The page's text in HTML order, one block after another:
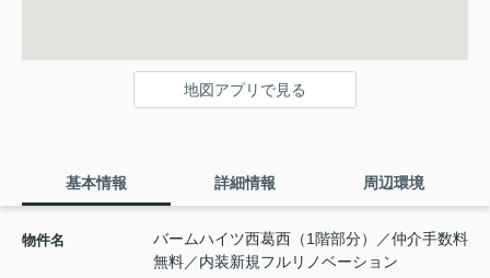
地図アプリで見る
基本情報 詳細情報 周辺環境
物件名
バームハイツ西葛西（1階部分）／仲介手数料
無料／内装新規フルリノベーション